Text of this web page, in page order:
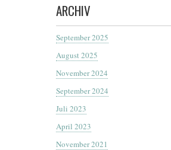
ARCHIV
September 2025
August 2025
November 2024
September 2024
Juli 2023
April 2023
November 2021